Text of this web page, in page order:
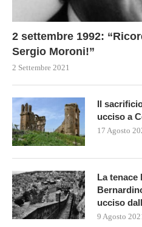
2 settembre 1992:
Sergio Moroni!”
2 Settembre 2021
Il
ucciso a
17 Agosto
La tenace
ucciso
9 Agosto